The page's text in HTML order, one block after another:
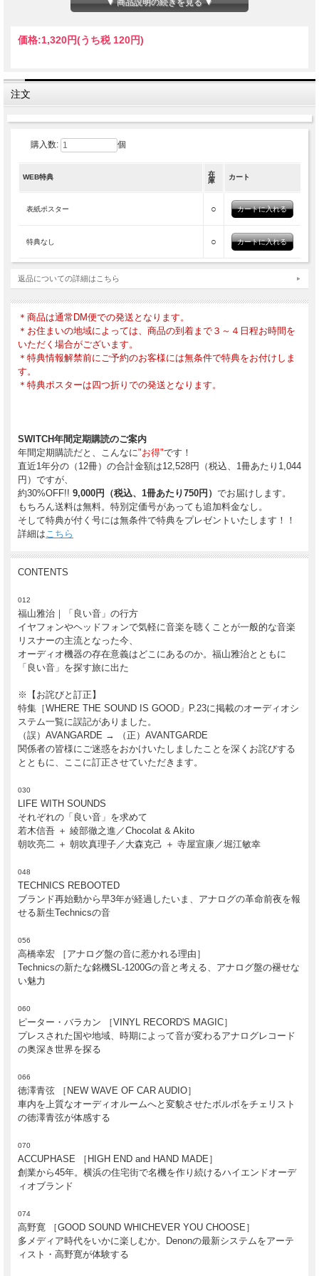
▼ 商品説明の続きを見る ▼
価格:1,320円(うち税 120円)
注文
購入数: 個
WEB特典
在
庫
カート
表紙ポスター ○
特典なし ○
返品についての詳細はこちら
＊商品は通常DM便での発送となります。
＊お住まいの地域によっては、商品の到着まで３～４日程お時間を
いただく場合がございます。
＊特典情報解禁前にご予約のお客様には無条件で特典をお付けしま
す。
＊特典ポスターは四つ折りでの発送となります。
SWITCH年間定期購読のご案内
年間定期購読だと、こんなに"お得"です！
直近1年分の（12冊）の合計金額は12,528円（税込、1冊あたり1,044
円）ですが、
約30%OFF!! 9,000円（税込、1冊あたり750円） でお届けします。
もちろん送料は無料。特別定価号があっても追加料金なし。
そして特典が付く号には無条件で特典をプレゼントいたします！！
詳細はこちら
CONTENTS
012
福山雅治｜「良い音」の行方
イヤフォンやヘッドフォンで気軽に音楽を聴くことが一般的な音楽
リスナーの主流となった今、
オーディオ機器の存在意義はどこにあるのか。福山雅治とともに
「良い音」を探す旅に出た
※【お詫びと訂正】
特集［WHERE THE SOUND IS GOOD」P.23に掲載のオーディオシ
ステム一覧に誤記がありました。
（誤）AVANGARDE → （正）AVANTGARDE
関係者の皆様にご迷惑をおかけいたしましたことを深くお詫びする
とともに、ここに訂正させていただきます。
030
LIFE WITH SOUNDS
それぞれの「良い音」を求めて
若木信吾 ＋ 綾部徹之進／Chocolat & Akito
朝吹亮二 ＋ 朝吹真理子／大森克己 ＋ 寺屋宣康／堀江敏幸
048
TECHNICS REBOOTED
ブランド再始動から早3年が経過したいま、アナログの革命前夜を報
せる新生Technicsの音
056
高橋幸宏 ［アナログ盤の音に惹かれる理由］
Technicsの新たな銘機SL-1200Gの音と考える、アナログ盤の褪せな
い魅力
060
ピーター・バラカン ［VINYL RECORD'S MAGIC］
プレスされた国や地域、時期によって音が変わるアナログレコード
の奥深き世界を探る
066
徳澤青弦 ［NEW WAVE OF CAR AUDIO］
車内を上質なオーディオルームへと変貌させたボルボをチェリスト
の徳澤青弦が体感する
070
ACCUPHASE ［HIGH END and HAND MADE］
創業から45年。横浜の住宅街で名機を作り続けるハイエンドオーデ
ィオブランド
074
高野寛 ［GOOD SOUND WHICHEVER YOU CHOOSE］
多メディア時代をいかに楽しむか。Denonの最新システムをアーテ
ィスト・高野寛が体験する